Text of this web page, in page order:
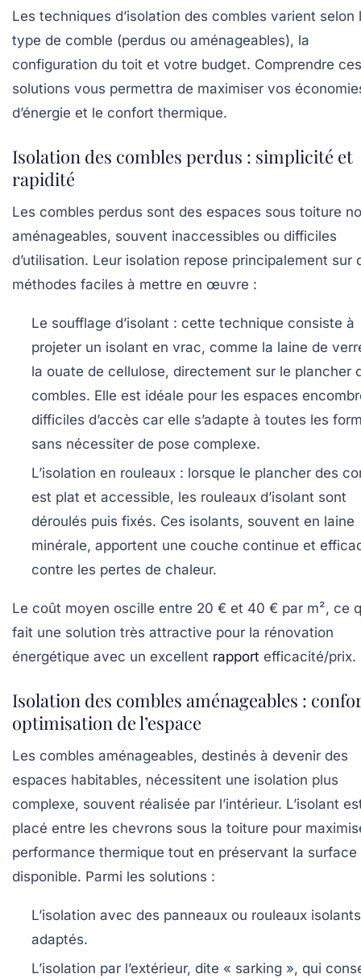
Les techniques d’isolation des combles varient selon
type de comble (perdus ou aménageables), la
configuration du toit et votre budget. Comprendre ces
solutions vous permettra de maximiser vos
d’énergie et le confort thermique.
Isolation des combles perdus : simplicité et
rapidité
Les combles perdus sont des espaces sous toiture
aménageables, souvent inaccessibles ou difficiles
d’utilisation. Leur isolation repose principalement sur
méthodes faciles à mettre en œuvre :
Le soufflage d’isolant : cette technique consiste à
projeter un isolant en vrac, comme la laine de
la ouate de cellulose, directement sur le plancher
combles. Elle est idéale pour les espaces
difficiles d’accès car elle s’adapte à toutes les
sans nécessiter de pose complexe.
L’isolation en rouleaux : lorsque le plancher des
est plat et accessible, les rouleaux d’isolant sont
déroulés puis fixés. Ces isolants, souvent en laine
minérale, apportent une couche continue et
contre les pertes de chaleur.
Le coût moyen oscille entre 20 € et 40 € par m², ce
fait une solution très attractive pour la rénovation
énergétique avec un excellent rapport efficacité/prix.
Isolation des combles aménageables :
optimisation de l’espace
Les combles aménageables, destinés à devenir des
espaces habitables, nécessitent une isolation plus
complexe, souvent réalisée par l’intérieur. L’isolant
placé entre les chevrons sous la toiture pour
performance thermique tout en préservant la surface
disponible. Parmi les solutions :
L’isolation avec des panneaux ou rouleaux isolants
adaptés.
L’isolation par l’extérieur, dite « sarking », qui